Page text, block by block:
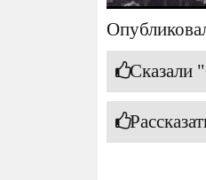
Сказали